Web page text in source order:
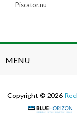
Piscator.nu
MENU
Copyright © 2026